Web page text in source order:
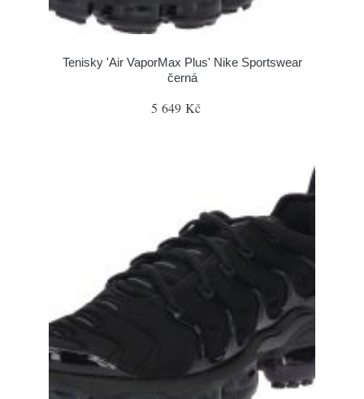
Tenisky 'Air VaporMax Plus' Nike Sportswear
černá
5 649 Kč